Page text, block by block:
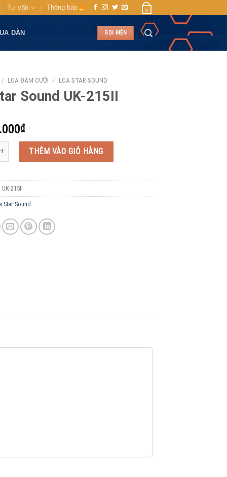
Tư vấn Thông báo 0
DÀN GỌI ĐIỆN
/ LOA ĐÁM CƯỚI / LOA STAR SOUND
Sound UK-215II
₫
UK-215II số lượng
THÊM VÀO GIỎ HÀNG
UK-215II
Star Sound